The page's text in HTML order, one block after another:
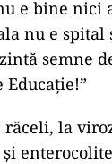
e bine nici
nu e
semne
răceli, la